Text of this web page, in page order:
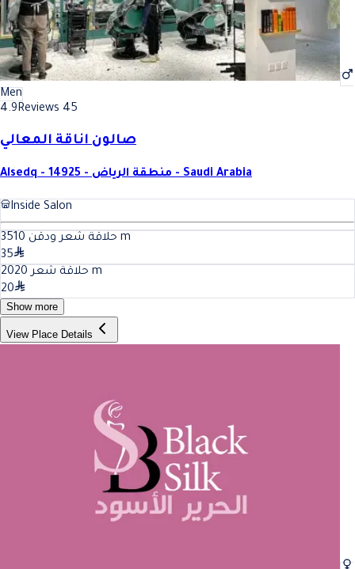
Men
4.9Reviews 45
صالون اناقة المعالي
Alsedq - 14925 - منطقة الرياض - Saudi Arabia
Inside Salon
حلاقة شعر ودقن 35 10
m
35
حلاقة شعر 20 20
m
20
Show more
View Place Details